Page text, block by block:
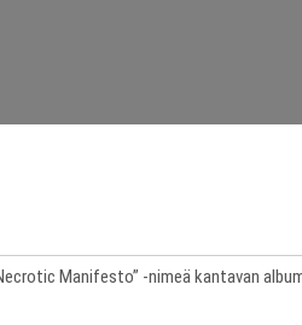
Manifesto” -nimeä kantavan